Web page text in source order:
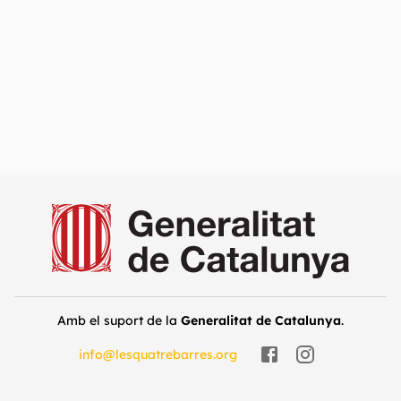
Amb el suport de la Generalitat de Catalunya.
info@lesquatrebarres.org